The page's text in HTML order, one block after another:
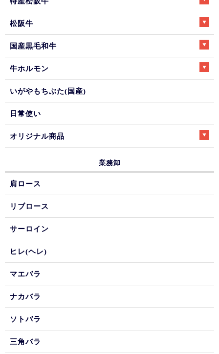
松阪牛
国産黒毛和牛
牛ホルモン
いがやもちぶた(国産)
日常使い
オリジナル商品
業務卸
肩ロース
リブロース
サーロイン
ヒレ(ヘレ)
マエバラ
ナカバラ
ソトバラ
三角バラ